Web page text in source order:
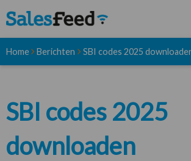
Home Berichten SBI codes 2025
SBI codes 2025
downloaden